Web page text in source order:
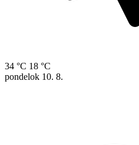
34 °C 18 °C
pondelok 10. 8.